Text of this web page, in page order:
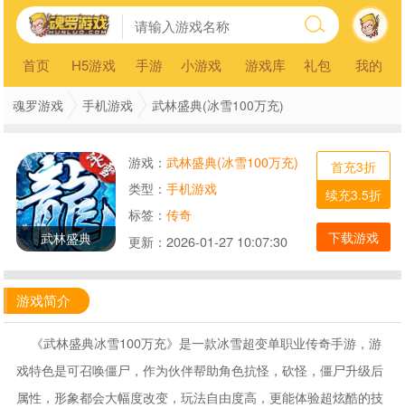
首页 H5游戏 手游 小游戏 游戏库 礼包 我的
魂罗游戏 手机游戏 武林盛典(冰雪100万充)
武林盛典
游戏： 武林盛典(冰雪100万充)
类型： 手机游戏
标签： 传奇
更新： 2026-01-27 10:07:30
首充3折
续充3.5折
下载游戏
游戏简介
《武林盛典冰雪100万充》是一款冰雪超变单职业传奇手游，游
戏特色是可召唤僵尸，作为伙伴帮助角色抗怪，砍怪，僵尸升级后
属性，形象都会大幅度改变，玩法自由度高，更能体验超炫酷的技